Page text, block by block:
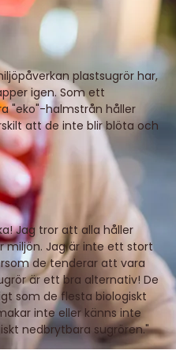
plastsugrör har,
igen. Som ett
"eko"-halmstrån håller
att de inte blir blöta och
Jag tror att alla håller
miljön. Jag är inte ett stort
de tenderar att vara
är ett bra alternativ! De
som de flesta biologiskt
inte eller känns inte
nedbrytbara sugrören."